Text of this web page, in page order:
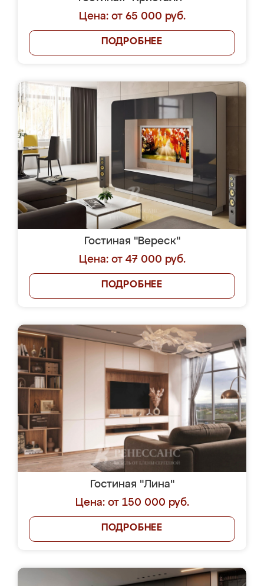
Цена: от 65 000 руб.
ПОДРОБНЕЕ
Гостиная "Вереск"
Цена: от 47 000 руб.
ПОДРОБНЕЕ
Гостиная "Лина"
Цена: от 150 000 руб.
ПОДРОБНЕЕ